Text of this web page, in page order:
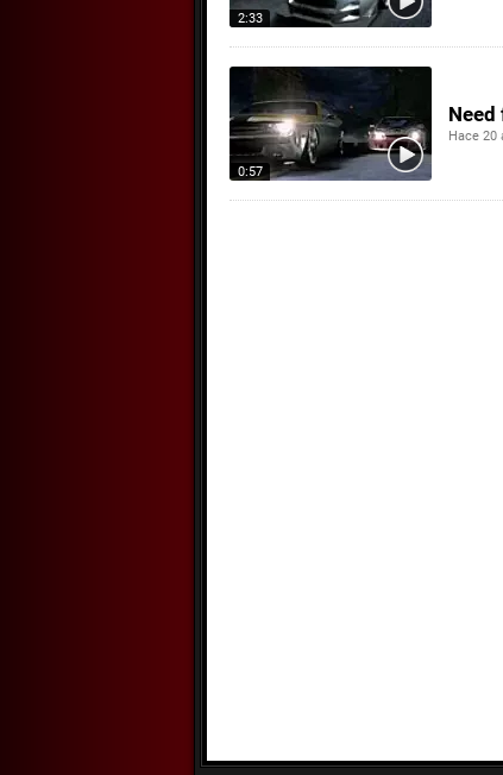
2:33
0:57
Need
Hace